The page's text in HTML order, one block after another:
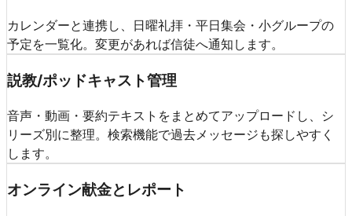
カレンダーと連携し、日曜礼拝・平日集会・小グループの
予定を一覧化。変更があれば信徒へ通知します。
説教/ポッドキャスト管理
音声・動画・要約テキストをまとめてアップロードし、シ
リーズ別に整理。検索機能で過去メッセージも探しやすく
します。
オンライン献金とレポート